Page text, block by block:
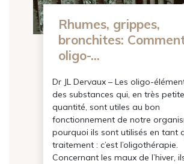
Rhumes, grippes,
bronchites:
oligo-...
Dr JL Dervaux – Les oligo-
des substances qui, en très petite
quantité, sont utiles au bon
fonctionnement de notre
pourquoi ils sont utilisés en tant
traitement : c’est l’oligothérapie.
Concernant les maux de l’hiver,
Email